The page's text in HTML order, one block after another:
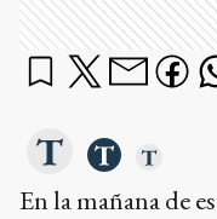
En la mañana de